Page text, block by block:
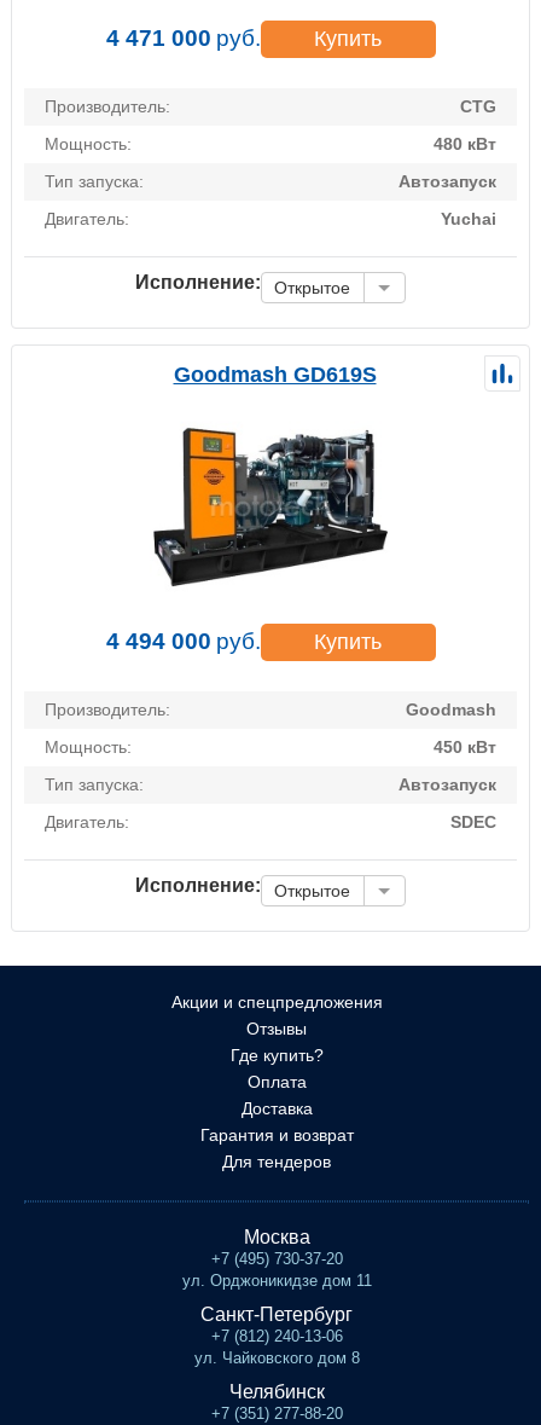
4 471 000 руб. Купить
Производитель:
CTG
Мощность:
480 кВт
Тип запуска:
Автозапуск
Двигатель:
Yuchai
Исполнение: Открытое
Goodmash GD619S
4 494 000 руб. Купить
Производитель:
Goodmash
Мощность:
450 кВт
Тип запуска:
Автозапуск
Двигатель:
SDEC
Исполнение: Открытое
Акции и спецпредложения
Отзывы
Где купить?
Оплата
Доставка
Гарантия и возврат
Для тендеров
Москва
+7 (495) 730-37-20
ул. Орджоникидзе дом 11
Санкт-Петербург
+7 (812) 240-13-06
ул. Чайковского дом 8
Челябинск
+7 (351) 277-88-20